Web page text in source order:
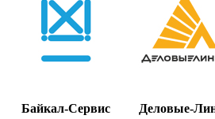
Байкал-Сервис Деловые-